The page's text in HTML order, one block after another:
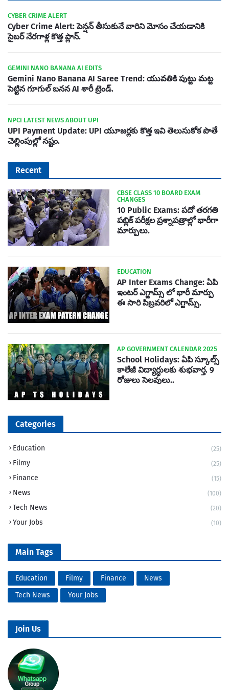
CYBER CRIME ALERT
Cyber Crime Alert: పెన్షన్ తీసుకునే వారిని మోసం చేయడానికి
సైబర్ నేరగాళ్ల కొత్త ప్లాన్.
GEMINI NANO BANANA AI EDITS
Gemini Nano Banana AI Saree Trend: యువతికి పుట్టు మట్ట
పెట్టిన గూగుల్ బనన AI శారీ ట్రెండ్.
NPCI LATEST NEWS ABOUT UPI
UPI Payment Update: UPI యూజర్లకు కొత్త ఇవి తెలుసుకోక పొతే
చెల్లింపుల్లో నష్టం.
Recent
CBSE CLASS 10 BOARD EXAM
CHANGES
10 Public Exams: పదో తరగతి
పబ్లిక్‌ పరీక్షల ప్రశ్నాపత్రాల్లో భారీగా
మార్పులు.
EDUCATION
AP Inter Exams Change: ఏపి
ఇంటర్ ఎగ్జామ్స్ లో భారీ మార్పు
ఈ సారి పిబ్రవరిలో ఎగ్జామ్స్.
AP GOVERNMENT CALENDAR 2025
School Holidays: ఏపి స్కూల్స్
కాలేజీ విద్యార్ధులకు శుభవార్త. 9
రోజులు సెలవులు..
Categories
Education (25)
Filmy (25)
Finance (15)
News (100)
Tech News (20)
Your Jobs (10)
Main Tags
Education Filmy Finance
News
Tech News
Your Jobs
Join Us